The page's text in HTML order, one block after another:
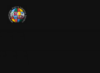
Skip